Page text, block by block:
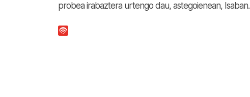
probea irabaztera urtengo dau, astegoienean, Isaban.